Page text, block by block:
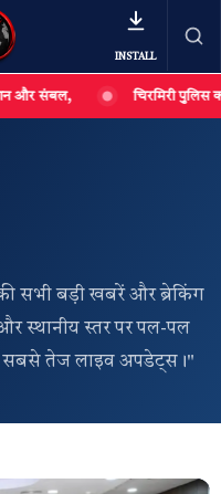
INSTALL
खोजें
चिरमिरी पुलिस का अवैध महुआ
सभी बड़ी खबरें और ब्रेकिंग
स्थानीय स्तर पर पल-पल
सबसे तेज लाइव अपडेट्स।"